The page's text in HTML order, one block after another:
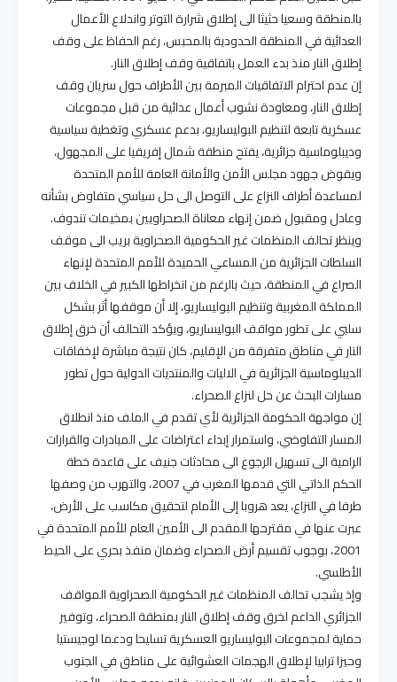
بالمنطقة وسعيا حثيثا الى إطلاق شرارة التوتر واندلاع الأعمال
العدائية في المنطقة الحدودية بالمحبس، رغم الحفاظ على وقف
إطلاق النار منذ بدء العمل باتفاقية وقف إطلاق النار.
إن عدم احترام الاتفاقيات المبرمة بين الأطراف حول سريان وقف
إطلاق النار، ومعاودة نشوب أعمال عدائية من قبل مجموعات
عسكرية تابعة لتنظيم البوليساريو، بدعم عسكري وتغطية سياسية
وديبلوماسية جزائرية، يفتح منطقة شمال إفريقيا على المجهول،
ويقوض جهود مجلس الأمن والأمانة العامة للأمم المتحدة
لمساعدة أطراف النزاع على التوصل الى حل سياسي متفاوض بشأنه
وعادل ومقبول ضمن إنهاء معاناة الصحراويين بمخيمات تندوف.
وينظر تحالف المنظمات غير الحكومية الصحراوية بريب الى موقف
السلطات الجزائرية من المساعي الحميدة للأمم المتحدة لإنهاء
الصراع في المنطقة، حيث بالرغم من انخراطها الكبير في الخلاف بين
المملكة المغربية وتنظيم البوليساريو، إلا أن موقفها أثر بشكل
سلبي على تطور مواقف البوليساريو، ويؤكد التحالف أن خرق إطلاق
النار في مناطق متفرقة من الإقليم، كان نتيجة مباشرة لإخفاقات
الديبلوماسية الجزائرية في الاليات والمنتديات الدولية حول تطور
مسارات البحث عن حل لنزاع الصحراء.
إن مواجهة الحكومة الجزائرية لأي تقدم في الملف منذ انطلاق
المسار التفاوضي، واستمرار إبداء اعتراضات على المبادرات والقرارات
الرامية الى تسهيل الرجوع الى محادثات جنيف على قاعدة خطة
الحكم الذاتي التي قدمها المغرب في 2007، والتهرب من وصفها
طرفا في النزاع، يعد هروبا إلى الأمام لتحقيق مكاسب على الأرض،
عبرت عنها في مقترحها المقدم الى الأمين العام للأمم المتحدة في
2001، بوجوب تقسيم أرض الصحراء وضمان منفذ بحري على الحيط
الأطلسي.
وإذ يشجب تحالف المنظمات غير الحكومية الصحراوية المواقف
الجزائري الداعم لخرق وقف إطلاق النار بمنطقة الصحراء، وتوفير
حماية لمجموعات البوليساريو العسكرية تسليحا ودعما لوجيستيا
وحيزا ترابيا لإطلاق الهجمات العشوائية على مناطق في الجنوب